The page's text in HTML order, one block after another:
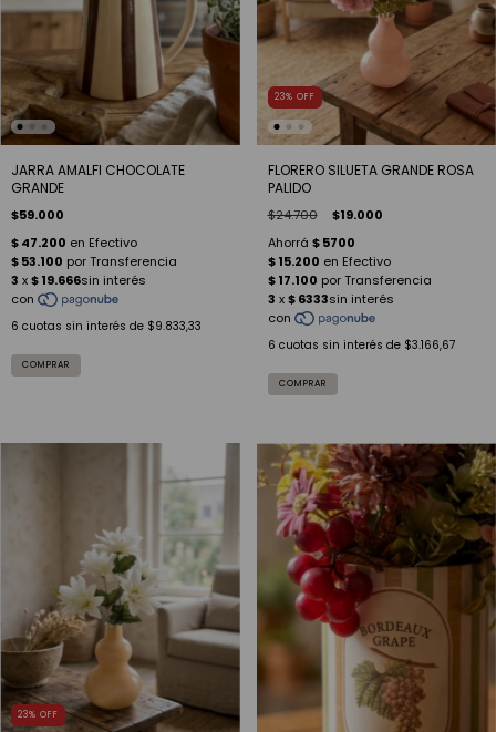
JARRA AMALFI CHOCOLATE
GRANDE
$59.000
6 cuotas sin interés de $9.833,33
23% OFF
FLORERO SILUETA GRANDE ROSA
PALIDO
$24.700 $19.000
6 cuotas sin interés de $3.166,67
23% OFF